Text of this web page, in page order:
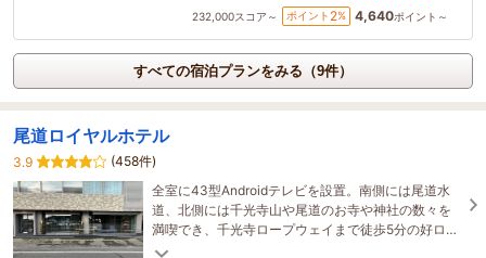
232,000スコア～ ポイント 2% 4,640ポイント～
すべての宿泊プランをみる（9件）
尾道ロイヤルホテル
3.9
(458件)
全室に43型Androidテレビを設置。南側には尾道水
道、北側には千光寺山や尾道のお寺や神社の数々を
満喫でき、千光寺ロープウェイまで徒歩5分の好ロケ
ーション。人気の尾道ラーメン店も近くに多数あり